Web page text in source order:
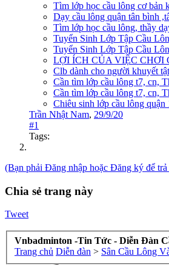
Tìm lớp học cầu lông cơ bản
Dạy cầu lông quận tân bình
Tìm lớp học cầu lông, thầy
Tuyển Sinh Lớp Tập Cầu
Tuyển Sinh Lớp Tập Cầu
LỢI ÍCH CỦA VIỆC CHƠI
Clb dành cho người khuyết tật
Cần tìm lớp cầu lông t7, cn,
Cần tìm lớp cầu lông t7, cn,
Chiêu sinh lớp cầu lông quận
Trần Nhật Nam, 29/9/20
#1
Tags:
(Bạn phải Đăng nhập hoặc Đăng ký để
Chia sẻ trang này
Tweet
Vnbadminton -Tin Tức - Diễn Đàn
Trang chủ Diễn đàn > Sân Cầu Lông